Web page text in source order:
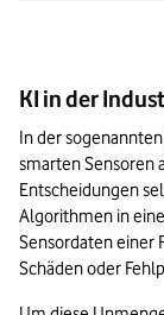
KI in der
In der sogenannten
smarten Sensoren
Entscheidungen
Algorithmen in
Sensordaten einer
Schäden oder